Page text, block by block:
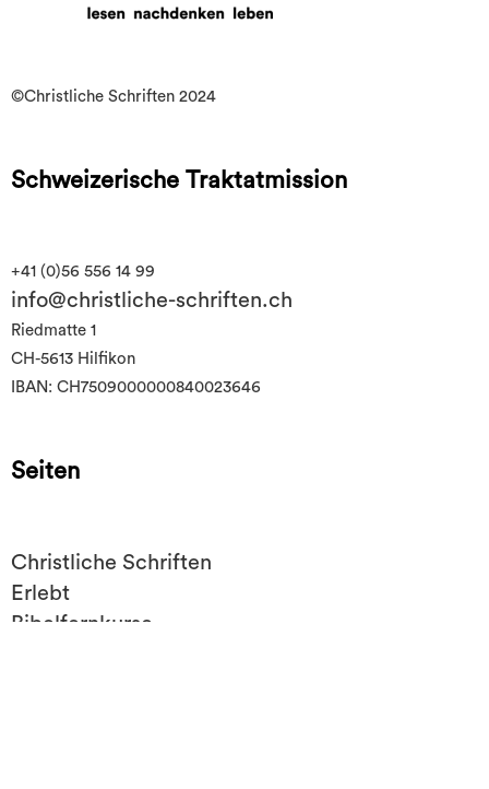
©Christliche Schriften 2024
Schweizerische Traktatmission
+41 (0)56 556 14 99
info@christliche-schriften.ch
Riedmatte 1
CH-5613 Hilfikon
IBAN: CH7509000000840023646
Seiten
Christliche Schriften
Erlebt
Bibelfernkurse